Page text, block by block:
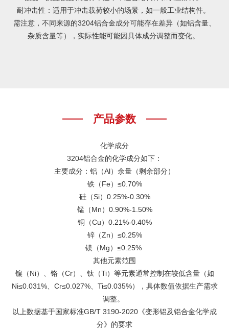
‌耐冲击性‌：适用于冲击载荷较小的场景，如一般工业结构件。 ‌
需注意，不同来源的3204铝合金成分可能存在差异（如铝含量、
杂质含量等），实际性能可能因具体成分调整而变化。 ‌
产品参数
化学成分
3204铝合金的化学成分如下：
‌主要成分‌：铝（Al）余量（剩余部分）
铁（Fe）≤0.70%
硅（Si）0.25%-0.30%
锰（Mn）0.90%-1.50%
铜（Cu）0.21%-0.40%
锌（Zn）≤0.25%
镁（Mg）≤0.25% ‌
其他元素范围
镍（Ni）、铬（Cr）、钛（Ti）等元素通常控制在较低含量（如
Ni≤0.031%、Cr≤0.027%、Ti≤0.035%），具体数值依据生产需求
调整。 ‌
以上数据基于国家标准GB/T 3190-2020《变形铝及铝合金化学成
分》的要求